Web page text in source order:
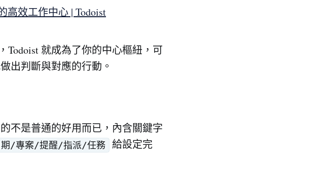
高效工作中心 | Todoist
Todoist 就成為了你的中心樞紐，可
出判斷與對應的行動。
不是普通的好用而已，內含關鍵字
期/專案/提醒/指派/任務
給設定完